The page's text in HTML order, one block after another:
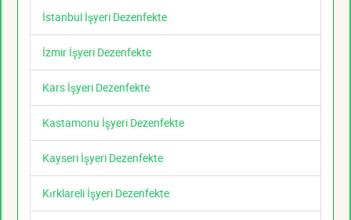
İstanbul İşyeri Dezenfekte
İzmir İşyeri Dezenfekte
Kars İşyeri Dezenfekte
Kastamonu İşyeri Dezenfekte
Kayseri İşyeri Dezenfekte
Kırklareli İşyeri Dezenfekte